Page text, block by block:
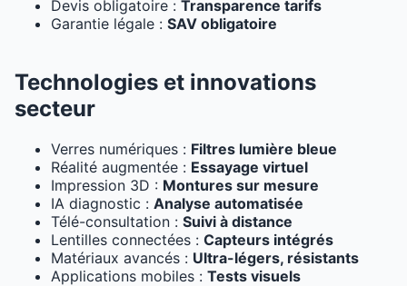
Devis obligatoire : Transparence tarifs
Garantie légale : SAV obligatoire
Technologies et innovations
secteur
Verres numériques : Filtres lumière bleue
Réalité augmentée : Essayage virtuel
Impression 3D : Montures sur mesure
IA diagnostic : Analyse automatisée
Télé-consultation : Suivi à distance
Lentilles connectées : Capteurs intégrés
Matériaux avancés : Ultra-légers, résistants
Applications mobiles : Tests visuels